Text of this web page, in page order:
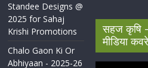
Standee Designs @
2025 for Sahaj
Krishi Promotions
Chalo Gaon Ki Or
Abhiyaan - 2025-26
सहज कृषि
मीडिया